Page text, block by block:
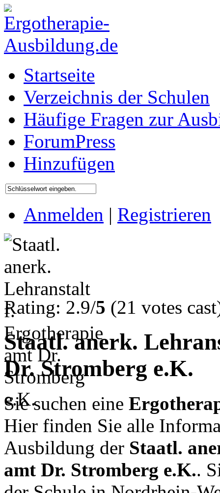
Startseite
Verzeichnis der Schulen
Häufige Fragen zur
ForumPress
Hinzufügen
Anmelden | Registrieren
Rating: 2.9/5 (21 votes
Staatl. anerk.
Dr. Stromberg e.K.
Sie suchen eine
Hier finden Sie alle
Ausbildung der Staatl.
amt Dr. Stromberg e.K..